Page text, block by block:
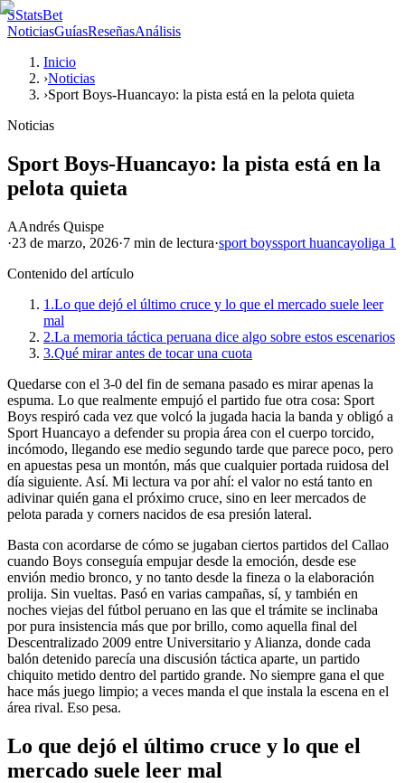
SStatsBet
NoticiasGuíasReseñasAnálisis
Inicio
›Noticias
›Sport Boys-Huancayo: la pista está en la pelota quieta
Noticias
Sport Boys-Huancayo: la pista está en la
pelota quieta
AAndrés Quispe
·23 de marzo, 2026·7 min de lectura·sport boyssport huancayoliga 1
Contenido del artículo
1.Lo que dejó el último cruce y lo que el mercado suele leer
mal
2.La memoria táctica peruana dice algo sobre estos escenarios
3.Qué mirar antes de tocar una cuota
Quedarse con el 3-0 del fin de semana pasado es mirar apenas la
espuma. Lo que realmente empujó el partido fue otra cosa: Sport
Boys respiró cada vez que volcó la jugada hacia la banda y obligó a
Sport Huancayo a defender su propia área con el cuerpo torcido,
incómodo, llegando ese medio segundo tarde que parece poco, pero
en apuestas pesa un montón, más que cualquier portada ruidosa del
día siguiente. Así. Mi lectura va por ahí: el valor no está tanto en
adivinar quién gana el próximo cruce, sino en leer mercados de
pelota parada y corners nacidos de esa presión lateral.
Basta con acordarse de cómo se jugaban ciertos partidos del Callao
cuando Boys conseguía empujar desde la emoción, desde ese
envión medio bronco, y no tanto desde la fineza o la elaboración
prolija. Sin vueltas. Pasó en varias campañas, sí, y también en
noches viejas del fútbol peruano en las que el trámite se inclinaba
por pura insistencia más que por brillo, como aquella final del
Descentralizado 2009 entre Universitario y Alianza, donde cada
balón detenido parecía una discusión táctica aparte, un partido
chiquito metido dentro del partido grande. No siempre gana el que
hace más juego limpio; a veces manda el que instala la escena en el
área rival. Eso pesa.
Lo que dejó el último cruce y lo que el
mercado suele leer mal